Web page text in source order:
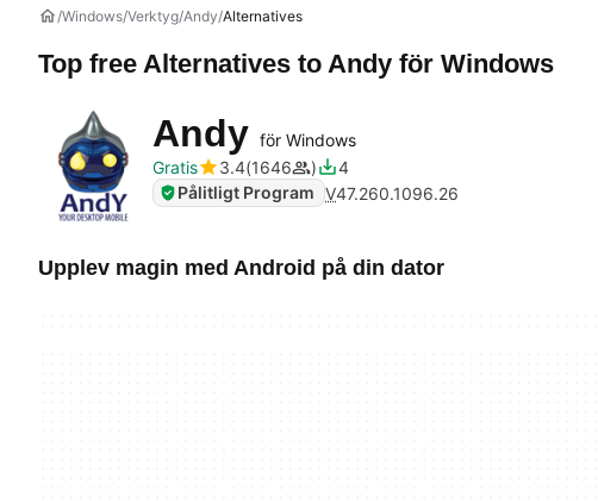
Windows Verktyg Andy Alternatives
Top free Alternatives to Andy för Windows
Andy för Windows
Gratis
3.4 1646
4
Pålitligt Program V47.260.1096.26
Upplev magin med Android på din dator